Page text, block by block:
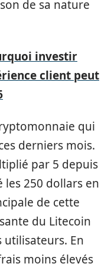
de sa nature
investir
client peut
qui
derniers mois.
par 5 depuis
les 250 dollars en
de cette
du Litecoin
utilisateurs. En
moins élevés